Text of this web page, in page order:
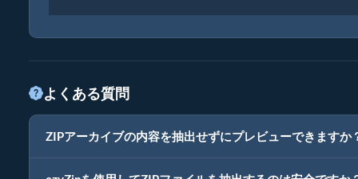
よくある質問
ZIPアーカイブの内容を抽出せずにプレビューできますか